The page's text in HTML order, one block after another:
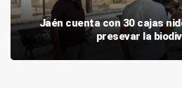
Jaén cuenta con 30 cajas
presevar la